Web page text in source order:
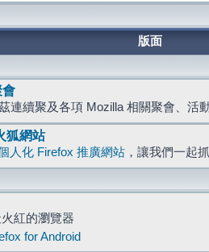
版面
會
連續聚及各項 Mozilla 相關聚會、活
狐網站
人化 Firefox 推廣網站 ，讓我們一起
紅的瀏覽器
for Android